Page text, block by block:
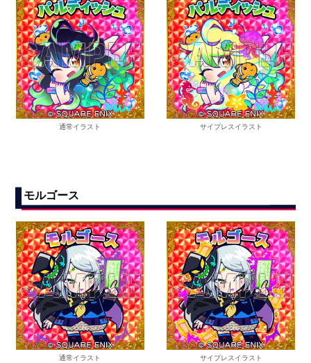
通常イラスト サイプレスイラスト
モルゴース
通常イラスト サイプレスイラスト